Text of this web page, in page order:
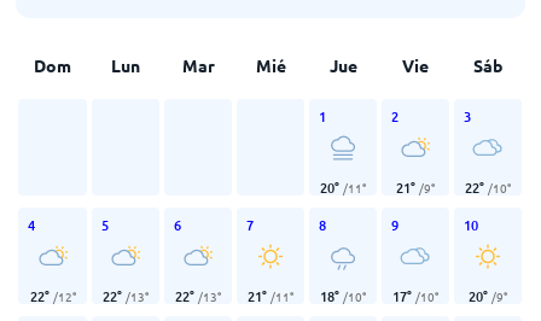
Dom Lun Mar Mié Jue Vie Sáb
1
20° /11°
2
21° /9°
3
22° /10°
4
22° /12°
5
22° /13°
6
22° /13°
7
21° /11°
8
18° /10°
9
17° /10°
10
20° /9°